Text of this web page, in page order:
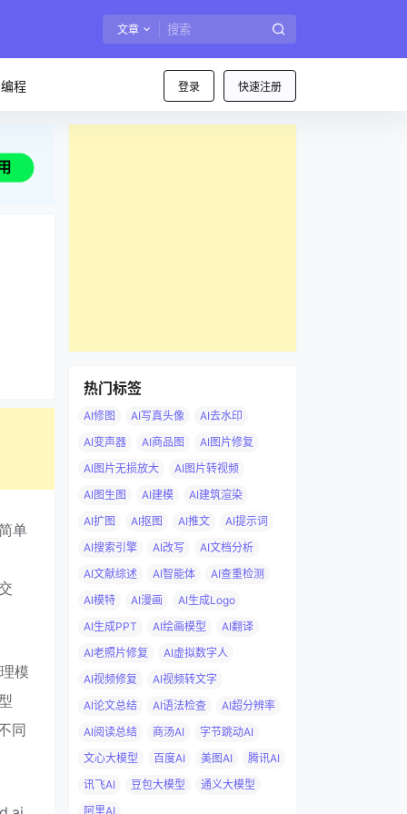
文章
登录 快速注册
程
单
模
同
热门标签
AI修图 AI写真头像
AI去水印
AI变声器
AI商品图
AI图片修复
AI图片无损放大
AI图片转视频
AI图生图
AI建模
AI建筑渲染
AI扩图
AI抠图 AI推文
AI提示词
AI搜索引擎
AI改写
AI文档分析
AI文献综述
AI智能体
AI查重检测
AI模特
AI漫画
AI生成Logo
AI生成PPT
AI绘画模型
AI翻译
AI老照片修复
AI虚拟数字人
AI视频修复
AI视频转文字
AI论文总结
AI语法检查
AI超分辨率
AI阅读总结
商汤AI
字节跳动AI
文心大模型
百度AI 美图AI
腾讯AI
讯飞AI
豆包大模型
通义大模型
阿里AI